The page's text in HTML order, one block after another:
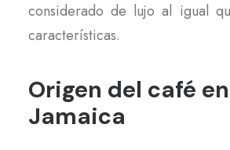
considerado de lujo al igual
características.
Origen del café en
Jamaica